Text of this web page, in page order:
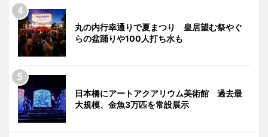
丸の内行幸通りで夏まつり 皇居望む祭やぐ
らの盆踊りや100人打ち水も
日本橋にアートアクアリウム美術館 過去最
大規模、金魚3万匹を常設展示